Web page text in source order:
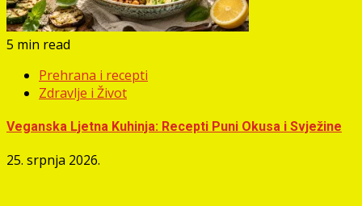
5 min read
Prehrana i recepti
Zdravlje i Život
Veganska Ljetna Kuhinja: Recepti Puni Okusa i Svježine
25. srpnja 2026.